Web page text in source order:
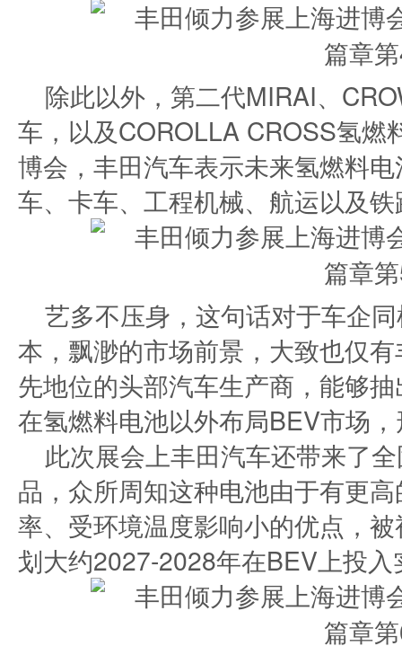
除此以外，第二代MIRAI、
车，以及COROLLA CROSS氢燃
博会，丰田汽车表示未来氢燃料
车、卡车、工程机械、航运以及
艺多不压身，这句话对于车企
本，飘渺的市场前景，大致也仅
先地位的头部汽车生产商，能够
在氢燃料电池以外布局BEV市场
此次展会上丰田汽车还带来了
品，众所周知这种电池由于有更
率、受环境温度影响小的优点，
划大约2027-2028年在BEV上投入